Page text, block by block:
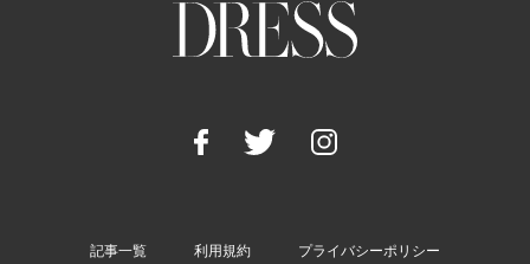
記事一覧 利用規約 プライバシーポリシー